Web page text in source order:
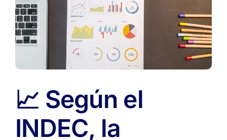
récord
histórico
en
2025
reactivan
📈 Según el
INDEC, la